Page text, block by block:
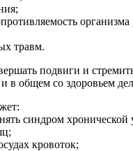
травм.
подвиги и
в общем со здоровьем
синдром хронической
кровоток;